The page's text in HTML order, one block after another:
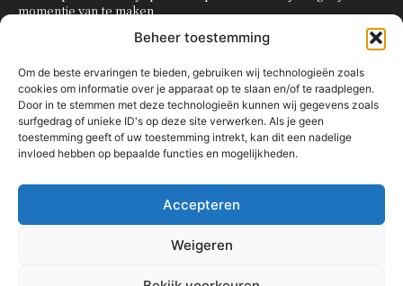
Beheer toestemming
Om de beste ervaringen te bieden, gebruiken wij technologieën zoals
cookies om informatie over je apparaat op te slaan en/of te raadplegen.
Door in te stemmen met deze technologieën kunnen wij gegevens zoals
surfgedrag of unieke ID's op deze site verwerken. Als je geen
toestemming geeft of uw toestemming intrekt, kan dit een nadelige
invloed hebben op bepaalde functies en mogelijkheden.
Accepteren
Weigeren
momentje van te maken
Zo organiseer je een onvergetelijk kinderfeestje
POPULAIRE CATEGORIEËN
OVERIG
KNUTSELEN MET KINDEREN
TRAKTATIES
80